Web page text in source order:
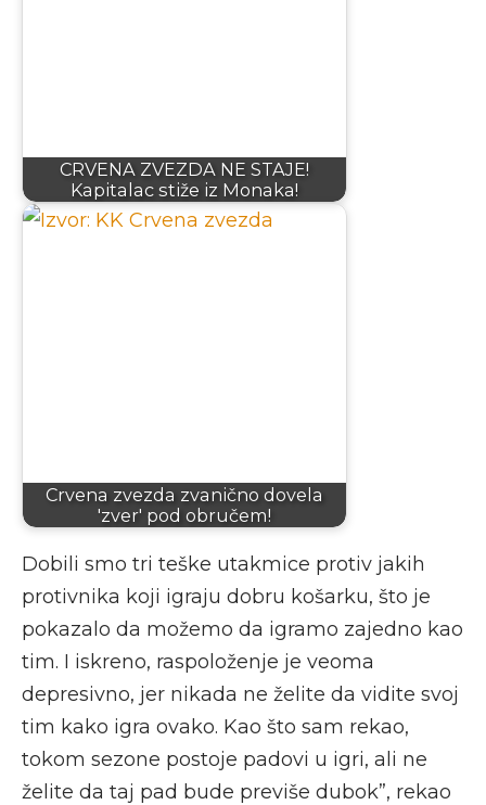
CRVENA ZVEZDA NE STAJE!
Kapitalac stiže iz Monaka!
Crvena zvezda zvanično dovela
'zver' pod obručem!
Dobili smo tri teške utakmice protiv jakih
protivnika koji igraju dobru košarku, što je
pokazalo da možemo da igramo zajedno kao
tim. I iskreno, raspoloženje je veoma
depresivno, jer nikada ne želite da vidite svoj
tim kako igra ovako. Kao što sam rekao,
tokom sezone postoje padovi u igri, ali ne
želite da taj pad bude previše dubok”, rekao